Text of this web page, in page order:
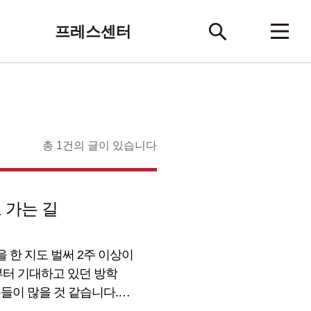
프레스센터
총 1건의 글이 있습니다
가는 길
한 지도 벌써 2주 이상이
기대하고 있던 방학
이 많을 것 같습니다.